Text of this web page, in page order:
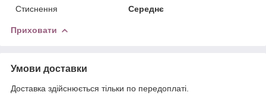
Стиснення
Середнє
Приховати
Умови доставки
Доставка здійснюється тільки по передоплаті.